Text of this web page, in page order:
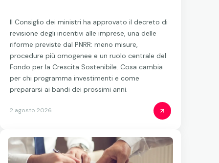
Il Consiglio dei ministri ha approvato il decreto di
revisione degli incentivi alle imprese, una delle
riforme previste dal PNRR: meno misure,
procedure più omogenee e un ruolo centrale del
Fondo per la Crescita Sostenibile. Cosa cambia
per chi programma investimenti e come
prepararsi ai bandi dei prossimi anni.
2 agosto 2026